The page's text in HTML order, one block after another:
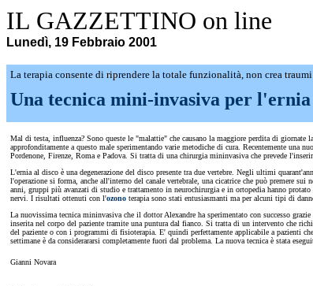
IL GAZZETTINO on line
Lunedì, 19 Febbraio 2001
La terapia consente di riprendere la totale funzionalità, non crea
Una tecnica mini-invasiva per l'ernia
Mal di testa, influenza? Sono queste le "malattie" che causano la maggiore perdita di
approfonditamente a questo male sperimentando varie metodiche di cura. Recentemente una
Pordenone, Firenze, Roma e Padova. Si tratta di una chirurgia mininvasiva che prevede
L'ernia al disco è una degenerazione del disco presente tra due vertebre. Negli ultimi
l'operazione si forma, anche all'interno del canale vertebrale, una cicatrice che può premere
anni, gruppi più avanzati di studio e trattamento in neurochirurgia e in ortopedia hanno
nervi. I risultati ottenuti con l'ozono terapia sono stati entusiasmanti ma per alcuni tipi di
La nuovissima tecnica mininvasiva che il dottor Alexandre ha sperimentato con successo
inserita nel corpo del paziente tramite una puntura dal fianco. Si tratta di un intervento che
del paziente o con i programmi di fisioterapia. E' quindi perfettamente applicabile a pazienti
settimane è da considerararsi completamente fuori dal problema. La nuova tecnica è stata
Gianni Novara